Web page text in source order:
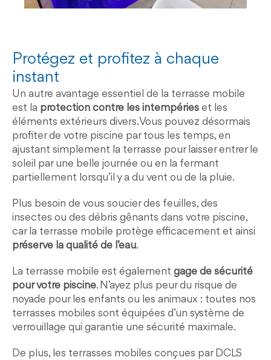
Protégez et profitez à chaque
instant
Un autre avantage essentiel de la terrasse mobile
est la protection contre les intempéries et les
éléments extérieurs divers. Vous pouvez désormais
profiter de votre piscine par tous les temps, en
ajustant simplement la terrasse pour laisser entrer le
soleil par une belle journée ou en la fermant
partiellement lorsqu’il y a du vent ou de la pluie.
Plus besoin de vous soucier des feuilles, des
insectes ou des débris gênants dans votre piscine,
car la terrasse mobile protège efficacement et ainsi
préserve la qualité de l’eau.
La terrasse mobile est également gage de sécurité
pour votre piscine. N’ayez plus peur du risque de
noyade pour les enfants ou les animaux : toutes nos
terrasses mobiles sont équipées d’un système de
verrouillage qui garantie une sécurité maximale.
De plus, les terrasses mobiles conçues par DCLS